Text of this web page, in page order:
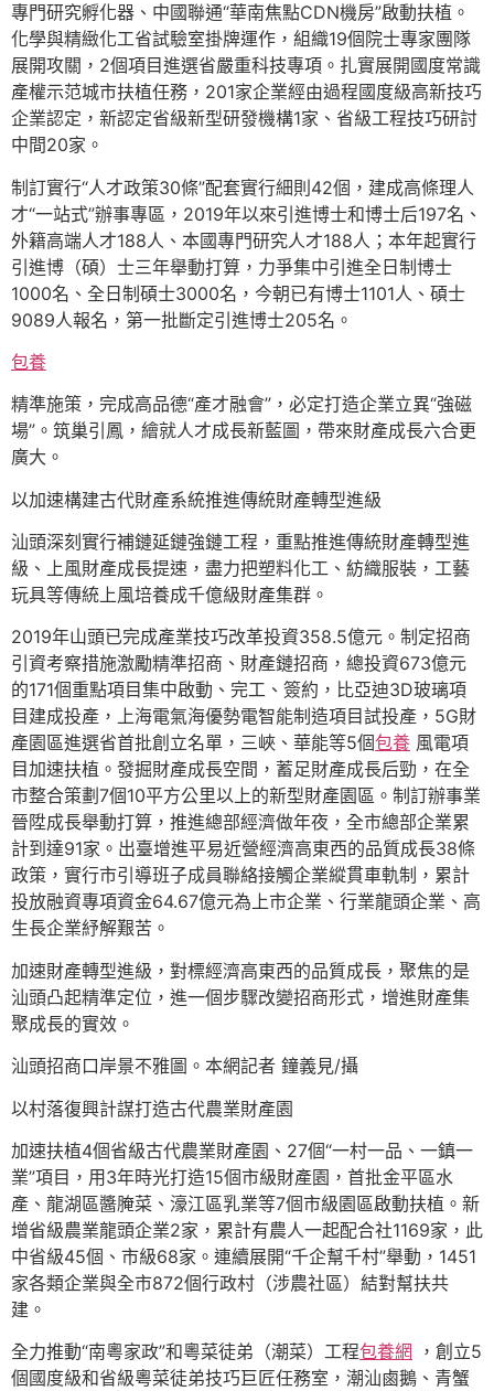
專門研究孵化器、中國聯通“華南焦點CDN機房”啟動扶植。
化學與精緻化工省試驗室掛牌運作，組織19個院士專家團隊
展開攻關，2個項目進選省嚴重科技專項。扎實展開國度常識
產權示范城市扶植任務，201家企業經由過程國度級高新技巧
企業認定，新認定省級新型研發機構1家、省級工程技巧研討
中間20家。
制訂實行“人才政策30條”配套實行細則42個，建成高條理人
才“一站式”辦事專區，2019年以來引進博士和博士后197名、
外籍高端人才188人、本國專門研究人才188人；本年起實行
引進博（碩）士三年舉動打算，力爭集中引進全日制博士
1000名、全日制碩士3000名，今朝已有博士1101人、碩士
9089人報名，第一批斷定引進博士205名。
包養
精準施策，完成高品德“產才融會”，必定打造企業立異“強磁
場”。筑巢引鳳，繪就人才成長新藍圖，帶來財產成長六合更
廣大。
以加速構建古代財產系統推進傳統財產轉型進級
汕頭深刻實行補鏈延鏈強鏈工程，重點推進傳統財產轉型進
級、上風財產成長提速，盡力把塑料化工、紡織服裝，工藝
玩具等傳統上風培養成千億級財產集群。
2019年山頭已完成產業技巧改革投資358.5億元。制定招商
引資考察措施激勵精準招商、財產鏈招商，總投資673億元
的171個重點項目集中啟動、完工、簽約，比亞迪3D玻璃項
目建成投產，上海電氣海優勢電智能制造項目試投產，5G財
產園區進選省首批創立名單，三峽、華能等5個包養 風電項
目加速扶植。發掘財產成長空間，蓄足財產成長后勁，在全
市整合策劃7個10平方公里以上的新型財產園區。制訂辦事業
晉陞成長舉動打算，推進總部經濟做年夜，全市總部企業累
計到達91家。出臺增進平易近營經濟高東西的品質成長38條
政策，實行市引導班子成員聯絡接觸企業縱貫車軌制，累計
投放融資專項資金64.67億元為上市企業、行業龍頭企業、高
生長企業紓解艱苦。
加速財產轉型進級，對標經濟高東西的品質成長，聚焦的是
汕頭凸起精準定位，進一個步驟改變招商形式，增進財產集
聚成長的實效。
汕頭招商口岸景不雅圖。本網記者 鐘義見/攝
以村落復興計謀打造古代農業財產園
加速扶植4個省級古代農業財產園、27個“一村一品、一鎮一
業”項目，用3年時光打造15個市級財產園，首批金平區水
產、龍湖區醬腌菜、濠江區乳業等7個市級園區啟動扶植。新
增省級農業龍頭企業2家，累計有農人一起配合社1169家，此
中省級45個、市級68家。連續展開“千企幫千村”舉動，1451
家各類企業與全市872個行政村（涉農社區）結對幫扶共
建。
全力推動“南粵家政”和粵菜徒弟（潮菜）工程包養網 ，創立5
個國度級和省級粵菜徒弟技巧巨匠任務室，潮汕鹵鵝、青蟹